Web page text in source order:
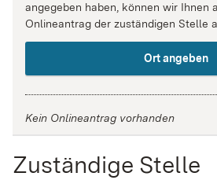
angegeben haben, können wir Ihnen
Onlineantrag der zuständigen Stelle
Ort angeben
Kein Onlineantrag vorhanden
Zuständige Stelle